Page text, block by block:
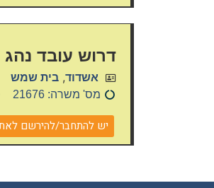
דרוש עובד נהג
אשדוד, בית שמש
מס' משרה: 21676
יש להתחבר/להירשם